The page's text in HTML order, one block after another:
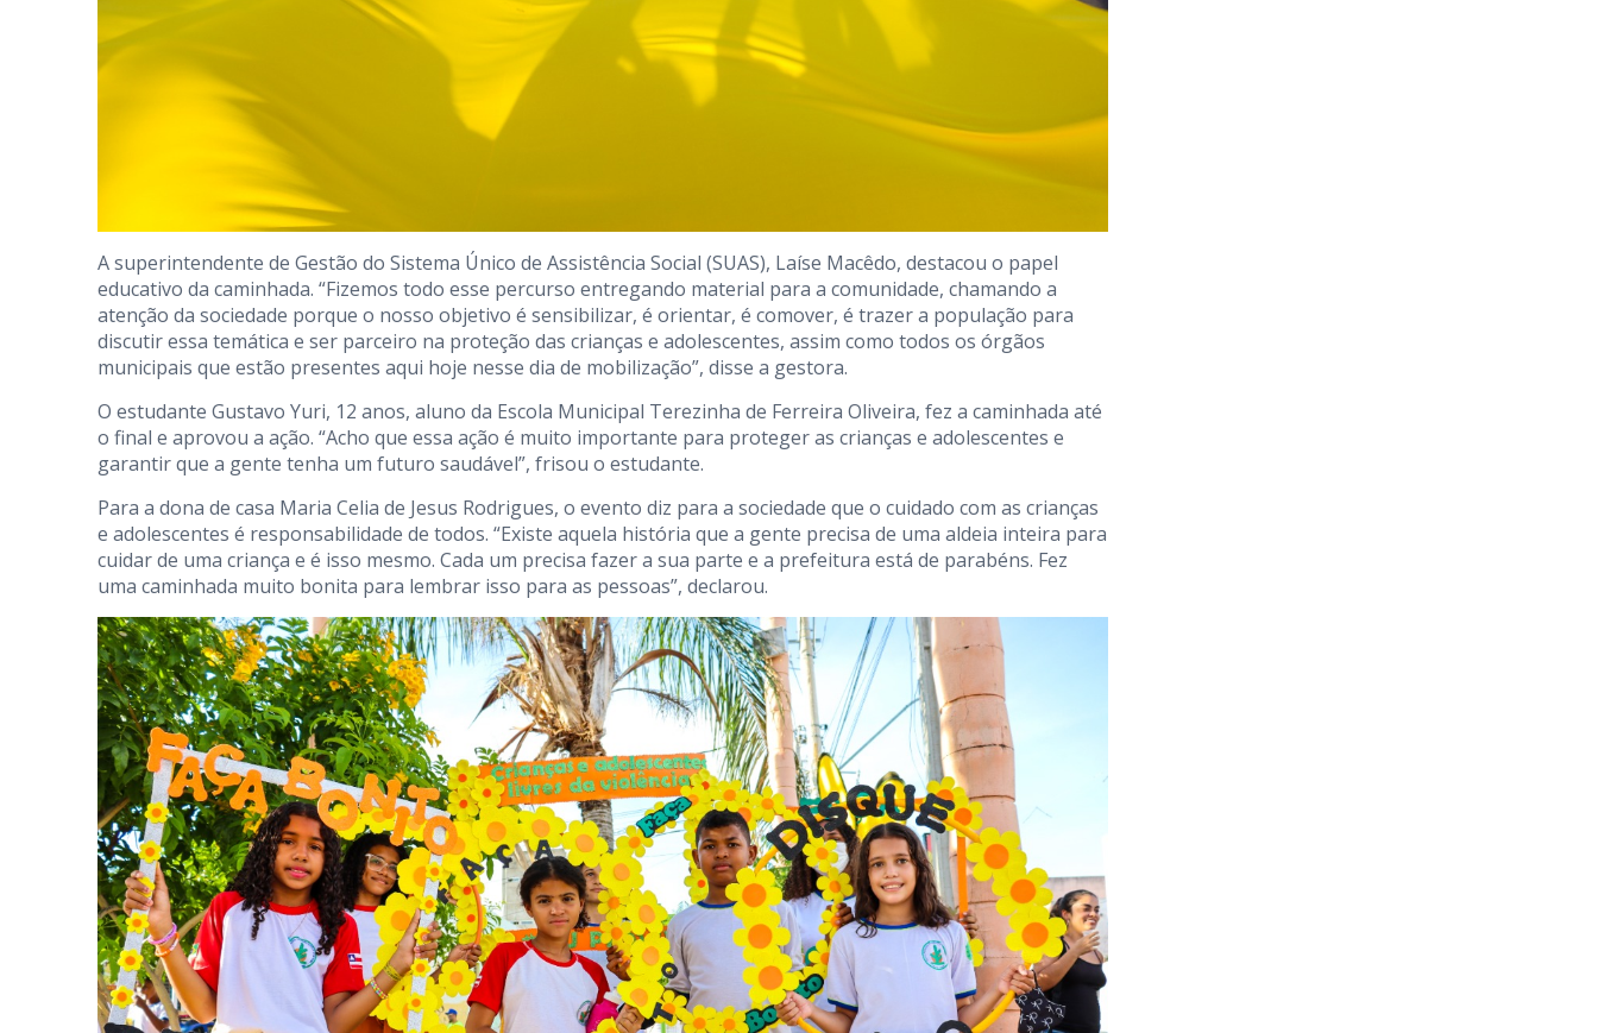
A superintendente de Gestão do Sistema Único de Assistência Social (SUAS), Laíse Macêdo, destacou o papel
educativo da caminhada. “Fizemos todo esse percurso entregando material para a comunidade, chamando a
atenção da sociedade porque o nosso objetivo é sensibilizar, é orientar, é comover, é trazer a população para
discutir essa temática e ser parceiro na proteção das crianças e adolescentes, assim como todos os órgãos
municipais que estão presentes aqui hoje nesse dia de mobilização”, disse a gestora.
O estudante Gustavo Yuri, 12 anos, aluno da Escola Municipal Terezinha de Ferreira Oliveira, fez a caminhada até
o final e aprovou a ação. “Acho que essa ação é muito importante para proteger as crianças e adolescentes e
garantir que a gente tenha um futuro saudável”, frisou o estudante.
Para a dona de casa Maria Celia de Jesus Rodrigues, o evento diz para a sociedade que o cuidado com as crianças
e adolescentes é responsabilidade de todos. “Existe aquela história que a gente precisa de uma aldeia inteira para
cuidar de uma criança e é isso mesmo. Cada um precisa fazer a sua parte e a prefeitura está de parabéns. Fez
uma caminhada muito bonita para lembrar isso para as pessoas”, declarou.